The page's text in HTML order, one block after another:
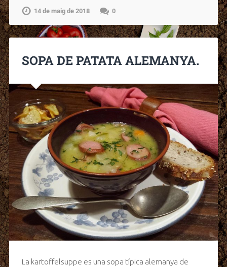
14 de maig de 2018 0
SOPA DE PATATA ALEMANYA.
La kartoffelsuppe es una sopa típica alemanya de